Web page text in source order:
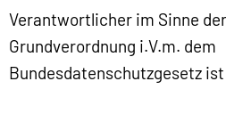
Verantwortlicher im Sinne
Grundverordnung i.V.m. dem
Bundesdatenschutzgesetz